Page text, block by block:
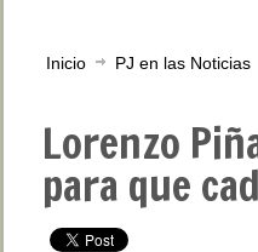
Inicio PJ en las Noticias
Lorenzo
para que